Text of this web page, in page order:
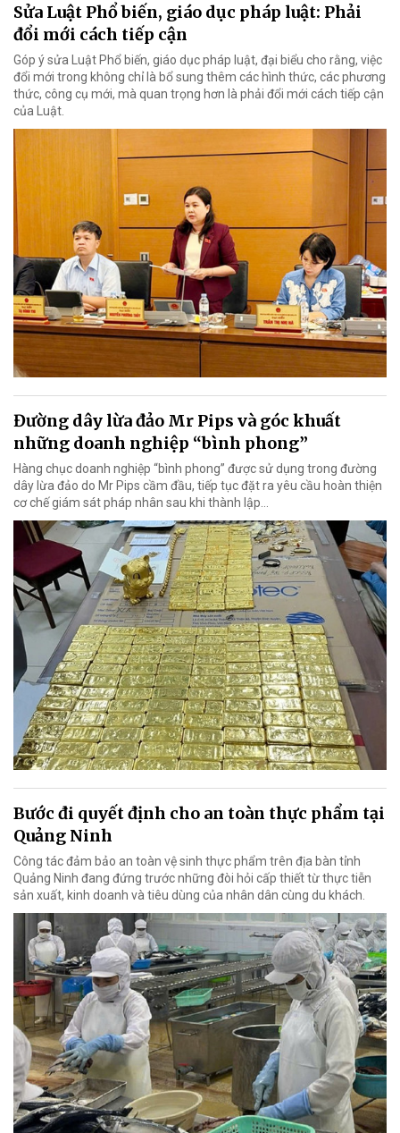
Sửa Luật Phổ biến, giáo dục pháp luật: Phải
đổi mới cách tiếp cận
Góp ý sửa Luật Phổ biến, giáo dục pháp luật, đại biểu cho rằng, việc
đổi mới trong không chỉ là bổ sung thêm các hình thức, các phương
thức, công cụ mới, mà quan trọng hơn là phải đổi mới cách tiếp cận
của Luật.
Đường dây lừa đảo Mr Pips và góc khuất
những doanh nghiệp “bình phong”
Hàng chục doanh nghiệp “bình phong” được sử dụng trong đường
dây lừa đảo do Mr Pips cầm đầu, tiếp tục đặt ra yêu cầu hoàn thiện
cơ chế giám sát pháp nhân sau khi thành lập…
Bước đi quyết định cho an toàn thực phẩm tại
Quảng Ninh
Công tác đảm bảo an toàn vệ sinh thực phẩm trên địa bàn tỉnh
Quảng Ninh đang đứng trước những đòi hỏi cấp thiết từ thực tiễn
sản xuất, kinh doanh và tiêu dùng của nhân dân cùng du khách.